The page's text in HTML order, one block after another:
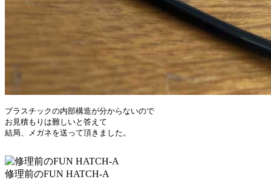
プラスチックの内部構造が分からないので
お見積もりは難しいと答えて
結局、メガネを送って頂きました。
修理前のFUN HATCH-A